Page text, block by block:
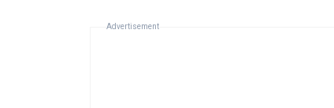
Advertisement